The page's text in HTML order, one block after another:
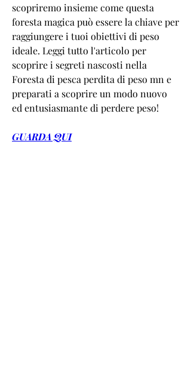
scopriremo insieme come questa
foresta magica può essere la chiave per
raggiungere i tuoi obiettivi di peso
ideale. Leggi tutto l'articolo per
scoprire i segreti nascosti nella
Foresta di pesca perdita di peso mn e
preparati a scoprire un modo nuovo
ed entusiasmante di perdere peso!
GUARDA QUI